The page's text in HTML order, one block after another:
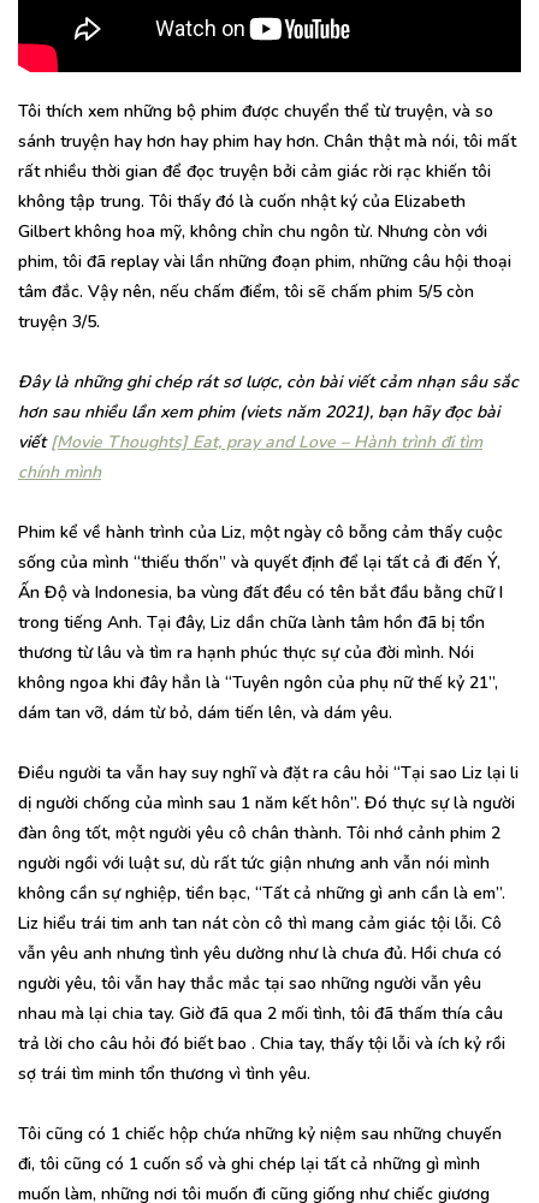
Tôi thích xem những bộ phim được chuyển thể từ truyện, và so
sánh truyện hay hơn hay phim hay hơn. Chân thật mà nói, tôi mất
rất nhiều thời gian để đọc truyện bởi cảm giác rời rạc khiến tôi
không tập trung. Tôi thấy đó là cuốn nhật ký của Elizabeth
Gilbert không hoa mỹ, không chỉn chu ngôn từ. Nhưng còn với
phim, tôi đã replay vài lần những đoạn phim, những câu hội thoại
tâm đắc. Vậy nên, nếu chấm điểm, tôi sẽ chấm phim 5/5 còn
truyện 3/5.
Đây là những ghi chép rát sơ lược, còn bài viết cảm nhạn sâu sắc
hơn sau nhiều lần xem phim (viets năm 2021), bạn hãy đọc bài
viết[Movie Thoughts] Eat, pray and Love – Hành trình đi tìm
chính mình
Phim kể về hành trình của Liz, một ngày cô bỗng cảm thấy cuộc
sống của mình “thiếu thốn” và quyết định để lại tất cả đi đến Ý,
Ấn Độ và Indonesia, ba vùng đất đều có tên bắt đầu bằng chữ I
trong tiếng Anh. Tại đây, Liz dần chữa lành tâm hồn đã bị tổn
thương từ lâu và tìm ra hạnh phúc thực sự của đời mình. Nói
không ngoa khi đây hẳn là “Tuyên ngôn của phụ nữ thế kỷ 21”,
dám tan vỡ, dám từ bỏ, dám tiến lên, và dám yêu.
Điều người ta vẫn hay suy nghĩ và đặt ra câu hỏi “Tại sao Liz lại li
dị người chống của mình sau 1 năm kết hôn”. Đó thực sự là người
đàn ông tốt, một người yêu cô chân thành. Tôi nhớ cảnh phim 2
người ngồi với luật sư, dù rất tức giận nhưng anh vẫn nói mình
không cần sự nghiệp, tiền bạc, “Tất cả những gì anh cần là em”.
Liz hiểu trái tim anh tan nát còn cô thì mang cảm giác tội lỗi. Cô
vẫn yêu anh nhưng tình yêu dường như là chưa đủ. Hồi chưa có
người yêu, tôi vẫn hay thắc mắc tại sao những người vẫn yêu
nhau mà lại chia tay. Giờ đã qua 2 mối tình, tôi đã thấm thía câu
trả lời cho câu hỏi đó biết bao . Chia tay, thấy tội lỗi và ích kỷ rồi
sợ trái tìm minh tổn thương vì tình yêu.
Tôi cũng có 1 chiếc hộp chứa những kỷ niệm sau những chuyến
đi, tôi cũng có 1 cuốn sổ và ghi chép lại tất cả những gì mình
muốn làm, những nơi tôi muốn đi cũng giống như chiếc giương